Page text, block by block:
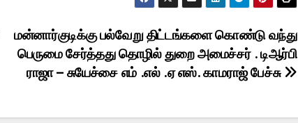
மன்னார்குடிக்கு பல்வேறு திட்டங்களை கொண்டு வந்து
பெருமை சேர்த்தது தொழில் துறை அமைச்சர் . டிஆர்பி
ராஜா – சுயேச்சை எம் .எல் .ஏ எஸ். காமராஜ் பேச்சு